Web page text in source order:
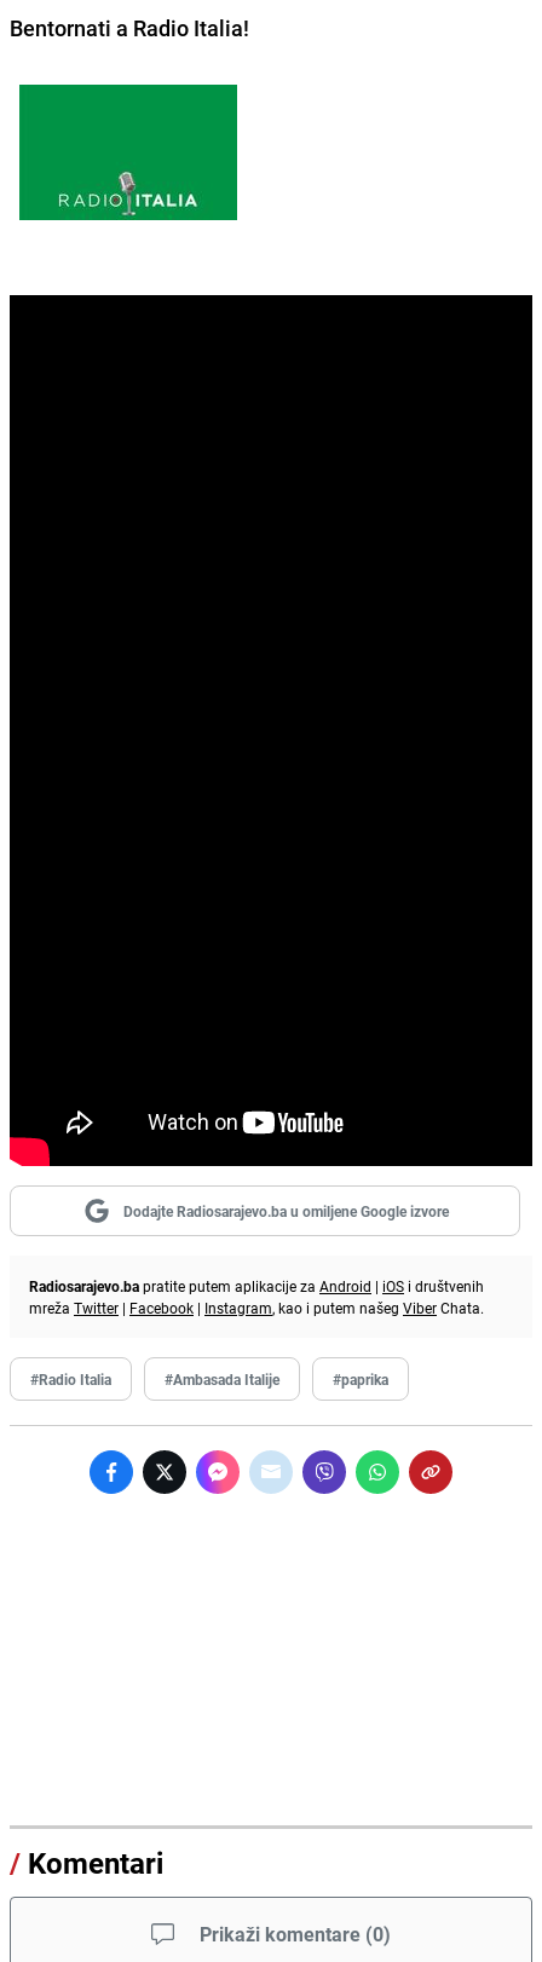
Bentornati a Radio Italia!
Dodajte Radiosarajevo.ba u omiljene Google izvore
Radiosarajevo.bapratite putem aplikacije za Android | iOS i društvenih
mreža Twitter | Facebook | Instagram, kao i putem našeg ViberChata.
#Radio Italia #Ambasada Italije #paprika
/ Komentari
Prikaži komentare (0)